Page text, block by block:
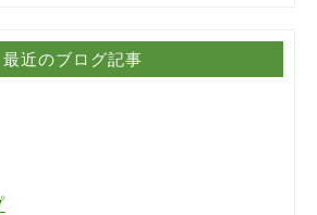
最近のブログ記事